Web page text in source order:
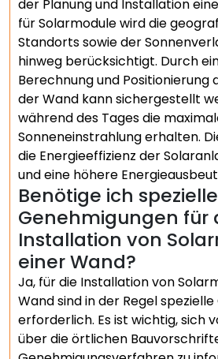
der Planung und Installation
für Solarmodule wird die
Standorts sowie der
hinweg berücksichtigt. Durch
Berechnung und Positionierung
der Wand kann sichergestellt
während des Tages die
Sonneneinstrahlung erhalten.
die Energieeffizienz der
und eine höhere
Benötige ich spezielle
Genehmigungen für
Installation von
einer Wand?
Ja, für die Installation von
Wand sind in der Regel
erforderlich. Es ist wichtig, sich
über die örtlichen